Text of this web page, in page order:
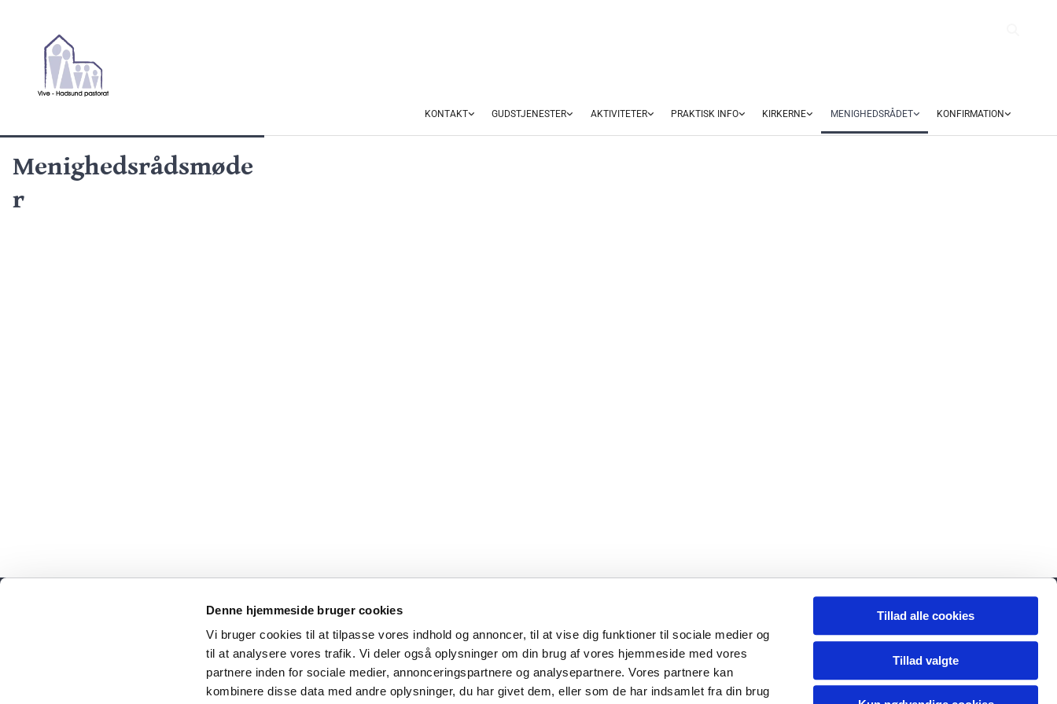
Denne hjemmeside bruger cookies
Vi bruger cookies til at tilpasse vores indhold og annoncer, til at vise dig funktioner til sociale medier og
til at analysere vores trafik. Vi deler også oplysninger om din brug af vores hjemmeside med vores
partnere inden for sociale medier, annonceringspartnere og analysepartnere. Vores partnere kan
kombinere disse data med andre oplysninger, du har givet dem, eller som de har indsamlet fra din brug
Tillad alle cookies
Tillad valgte
KONTAKT GUDSTJENESTER AKTIVITETER PRAKTISK INFO KIRKERNE MENIGHEDSRÅDET KONFIRMATION
Menighedsrådsmøde
r
Vive-Hadsund Pastorat Kirkegade 8, 9560 Hadsund +4598571096
vivehadsund.sogn@km.dk Faktureringsmail: 9191@sogn.dk
Kontakt Cookiepolitik Tilgængelighedserklæring